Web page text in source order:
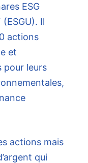
ESG
(ESGU). Il
actions
et
pour leurs
actions mais
qui